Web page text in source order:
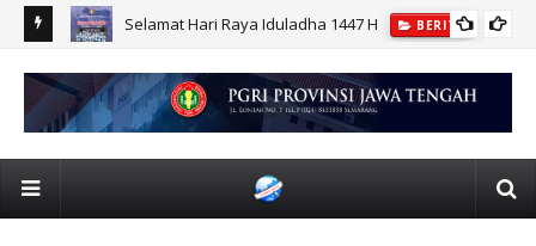
Selamat Hari Raya Iduladha 1447 H BERITA